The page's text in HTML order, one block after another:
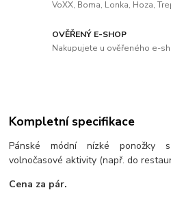
VoXX, Boma, Lonka, Hoza,
OVĚŘENÝ E-SHOP
Nakupujete u ověřeného e-
Kompletní specifikace
Pánské módní nízké ponožky
volnočasové aktivity (např. do
Cena za pár.